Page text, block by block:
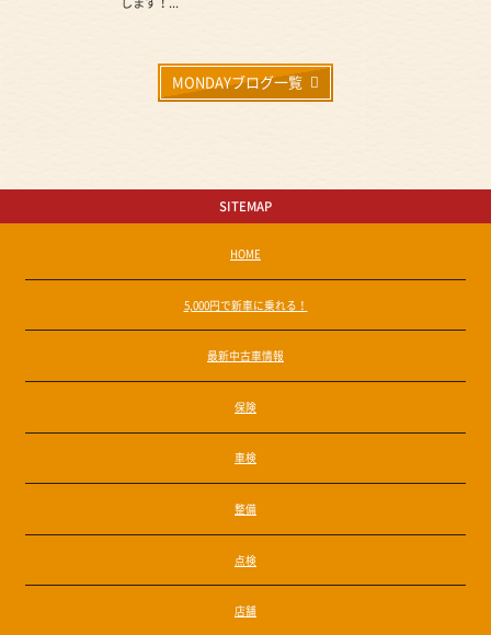
します！...
MONDAYブログ一覧
SITEMAP
HOME
5,000円で新車に乗れる！
最新中古車情報
保険
車検
整備
点検
店舗